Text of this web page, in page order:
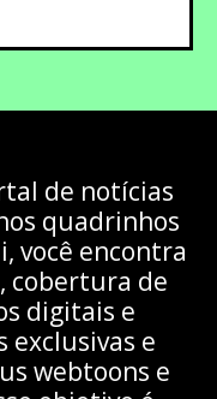
de notícias
quadrinhos
você encontra
cobertura de
digitais e
exclusivas e
webtoons e